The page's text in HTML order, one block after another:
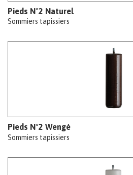
Pieds N°2 Naturel
Sommiers tapissiers
Pieds N°2 Wengé
Sommiers tapissiers